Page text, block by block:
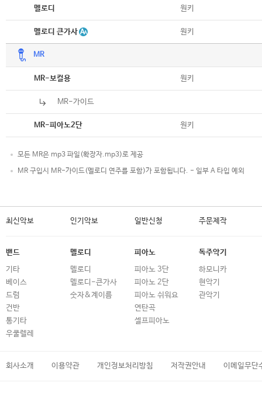
멜로디 원키
멜로디 큰가사 원키
MR
MR-보컬용 원키
MR-가이드
MR-피아노2단 원키
모든 MR은 mp3 파일(확장자.mp3)로 제공
MR 구입시 MR-가이드(멜로디 연주를 포함)가 포함됩니다. - 일부 A 타입 예외
최신악보 인기악보 일반신청 주문제작
밴드
기타
베이스
드럼
건반
통기타
우쿨렐레
멜로디
멜로디
멜로디-큰가사
숫자&계이름
피아노
피아노 3단
피아노 2단
피아노 쉬워요
연탄곡
셀프피아노
독주악기
하모니카
현악기
관악기
회사소개 이용약관 개인정보처리방침 저작권안내 이메일무단